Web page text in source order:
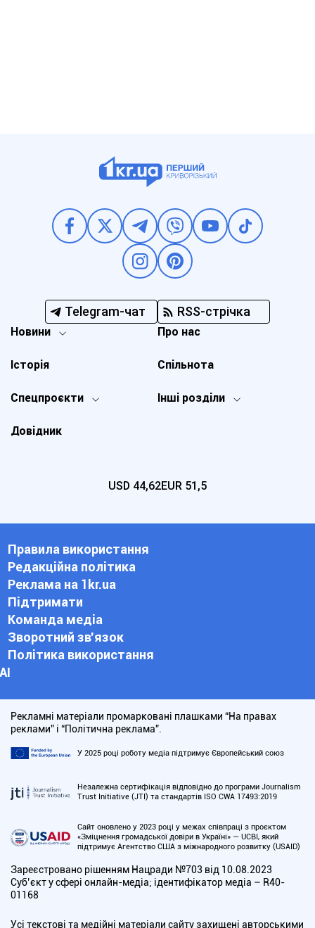
Telegram-чат RSS-стрічка
Новини
Спецпроєкти Інші розділи
Історія
Про нас
Довідник
Спільнота
USD 44,62EUR 51,5
Правила використання
Редакційна політика
Реклама на 1kr.ua
Підтримати
Команда медіа
Зворотний зв'язок
Політика використання
АІ
Рекламні матеріали промарковані плашками “На правах
реклами” і “Політична реклама”.
У 2025 році роботу медіа підтримує Європейський союз
Незалежна сертифікація відповідно до програми Journalism
Trust Initiative (JTI) та стандартів ISO CWA 17493:2019
Сайт оновлено у 2023 році у межах співпраці з проєктом
«Зміцнення громадської довіри в Україні» — UCBI, який
підтримує Агентство США з міжнародного розвитку (USAID)
Зареєстровано рішенням Нацради №703 від 10.08.2023
Cуб’єкт у сфері онлайн-медіа; ідентифікатор медіа – R40-
01168
Усі текстові та медійні матеріали сайту захищені авторськими